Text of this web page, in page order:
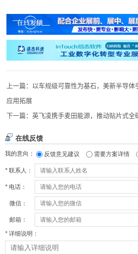
上一篇： 以车规级可靠性为基石，美新半导体
应用拓展
下一篇：英飞凌携手麦田能源，推动贴片式全